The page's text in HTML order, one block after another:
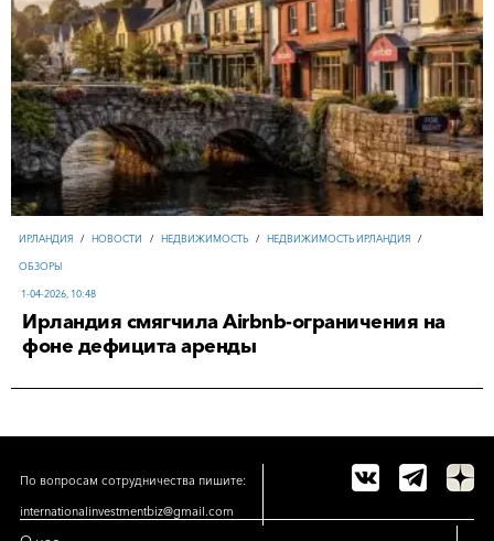
ИРЛАНДИЯ / НОВОСТИ / НЕДВИЖИМОСТЬ / НЕДВИЖИМОСТЬ ИРЛАНДИЯ /
ОБЗОРЫ
1-04-2026, 10:48
Ирландия смягчила Airbnb-ограничения на
фоне дефицита аренды
По вопросам сотрудничества пишите:
internationalinvestmentbiz@gmail.com